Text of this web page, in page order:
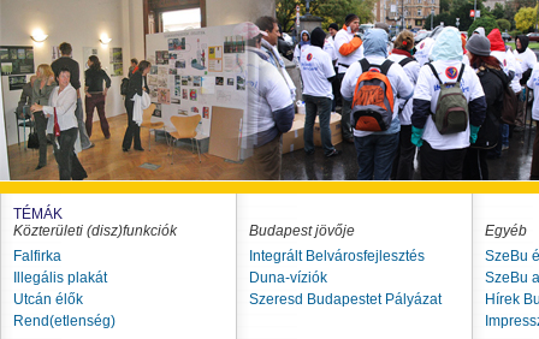
TÉMÁK
Közterületi (disz)funkciók
Falfirka
Illegális plakát
Utcán élők
Rend(etlenség)
Budapest jövője
Integrált Belvárosfejlesztés
Duna-víziók
Szeresd Budapestet Pályázat
Egyéb
SzeBu
SzeBu
Hírek